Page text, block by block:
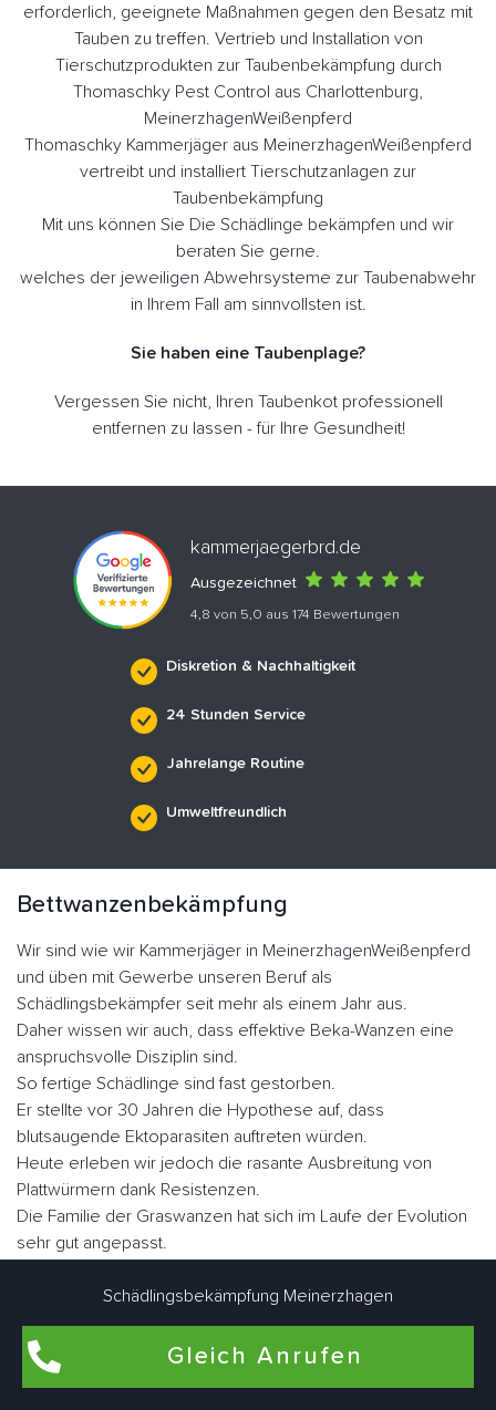
erforderlich, geeignete Maßnahmen gegen den Besatz mit
Tauben zu treffen. Vertrieb und Installation von
Tierschutzprodukten zur Taubenbekämpfung durch
Thomaschky Pest Control aus Charlottenburg,
MeinerzhagenWeißenpferd
Thomaschky Kammerjäger aus MeinerzhagenWeißenpferd
vertreibt und installiert Tierschutzanlagen zur
Taubenbekämpfung
Mit uns können Sie Die Schädlinge bekämpfen und wir
beraten Sie gerne.
welches der jeweiligen Abwehrsysteme zur Taubenabwehr
in Ihrem Fall am sinnvollsten ist.
Sie haben eine Taubenplage?
Vergessen Sie nicht, Ihren Taubenkot professionell
entfernen zu lassen - für Ihre Gesundheit!
kammerjaegerbrd.de
Ausgezeichnet
4,8 von 5,0 aus 174 Bewertungen
Diskretion & Nachhaltigkeit
24 Stunden Service
Jahrelange Routine
Umweltfreundlich
Bettwanzenbekämpfung
Wir sind wie wir Kammerjäger in MeinerzhagenWeißenpferd
und üben mit Gewerbe unseren Beruf als
Schädlingsbekämpfer seit mehr als einem Jahr aus.
Daher wissen wir auch, dass effektive Beka-Wanzen eine
anspruchsvolle Disziplin sind.
So fertige Schädlinge sind fast gestorben.
Er stellte vor 30 Jahren die Hypothese auf, dass
blutsaugende Ektoparasiten auftreten würden.
Heute erleben wir jedoch die rasante Ausbreitung von
Plattwürmern dank Resistenzen.
Die Familie der Graswanzen hat sich im Laufe der Evolution
sehr gut angepasst.
geführt hat, dass er sich in vielen Ecken und Winkeln
versteckt hat, sein Augenlicht ist verkümmert.
Nicht lectularius, daher der Name, den der Klecks malte.
Wenn Sie sie schnell betrachten, ähneln sie in Größe und
Schädlingsbekämpfung Meinerzhagen
Gleich Anrufen